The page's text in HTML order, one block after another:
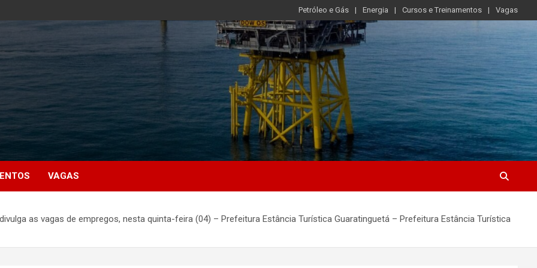
Petróleo e Gás Energia Cursos e Treinamentos Vagas
VAGAS
as vagas de empregos, nesta quinta-feira (04) – Prefeitura Estância Turística Guaratinguetá – Prefeitura Estância Turística